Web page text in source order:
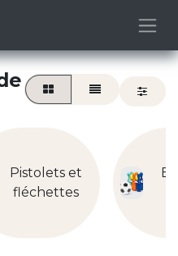
Pistolets et
fléchettes